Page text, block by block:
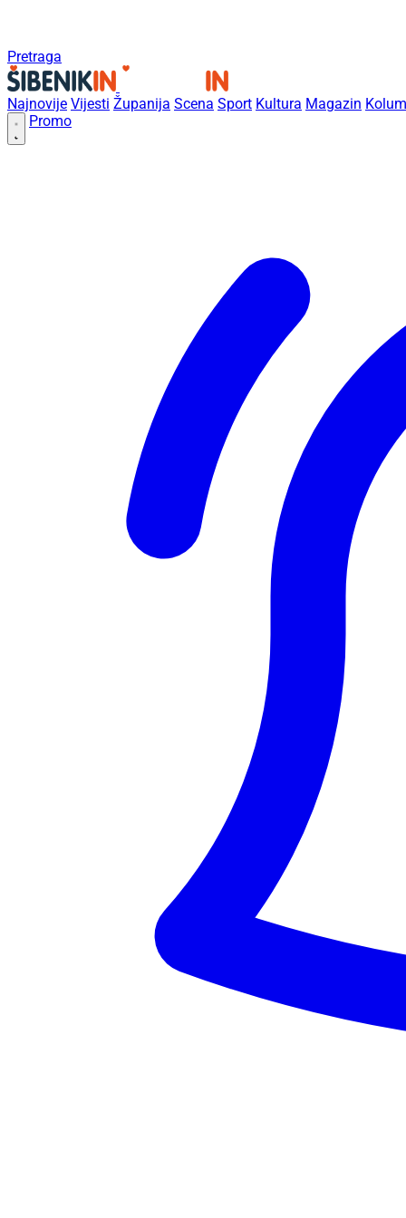
Pretraga
Najnovije Vijesti Županija Scena Sport Kultura Magazin
Promo